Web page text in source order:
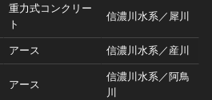
重力式コンクリー
ト
信濃川水系／犀川
アース 信濃川水系／産川
アース
信濃川水系／阿鳥
川